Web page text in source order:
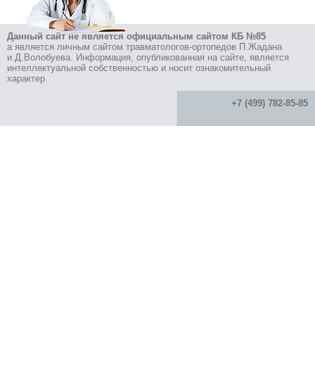
Данный сайт не является официальным сайтом КБ №85
а является личным сайтом травматологов-ортопедов П.Жадана
и Д.Волобуева. Информация, опубликованная на сайте, является
интеллектуальной собственностью и носит ознакомительный
характер.
+7 (499) 782-85-85